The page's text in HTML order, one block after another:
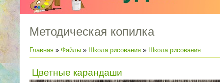
Методическая копилка
Главная » Файлы » Школа рисования » Школа рисования
Цветные карандаши